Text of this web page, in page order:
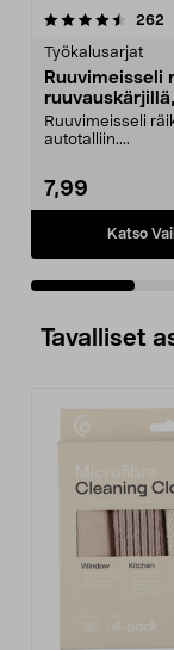
262
Työkalusarjat
Ruuvimeisseli räikällä ja
Ruuvimeisseli
autotalliin....
7,99
Katso
4.5 viidestä
Tavalliset